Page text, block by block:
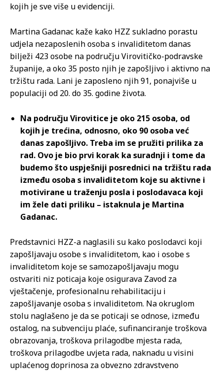
kojih je sve više u evidenciji.
Martina Gadanac kaže kako HZZ sukladno porastu
udjela nezaposlenih osoba s invaliditetom danas
bilježi 423 osobe na području Virovitičko-podravske
županije, a oko 35 posto njih je zapošljivo i aktivno na
tržištu rada. Lani je zaposleno njih 91, ponajviše u
populaciji od 20. do 35. godine života.
Na području Virovitice je oko 215 osoba, od
kojih je trećina, odnosno, oko 90 osoba već
danas zapošljivo. Treba im se pružiti prilika za
rad. Ovo je bio prvi korak ka suradnji i tome da
budemo što uspješniji posrednici na tržištu rada
između osoba s invaliditetom koje su aktivne i
motivirane u traženju posla i poslodavaca koji
im žele dati priliku – istaknula je Martina
Gadanac.
Predstavnici HZZ-a naglasili su kako poslodavci koji
zapošljavaju osobe s invaliditetom, kao i osobe s
invaliditetom koje se samozapošljavaju mogu
ostvariti niz poticaja koje osigurava Zavod za
vještačenje, profesionalnu rehabilitaciju i
zapošljavanje osoba s invaliditetom. Na okruglom
stolu naglašeno je da se poticaji se odnose, između
ostalog, na subvenciju plaće, sufinanciranje troškova
obrazovanja, troškova prilagodbe mjesta rada,
troškova prilagodbe uvjeta rada, naknadu u visini
uplaćenog doprinosa za obvezno zdravstveno